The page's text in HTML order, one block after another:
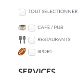
TOUT SÉLECTIONNER
CAFÉ / PUB
RESTAURANTS
SPORT